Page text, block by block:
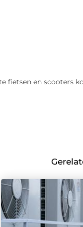
fietsen en scooters